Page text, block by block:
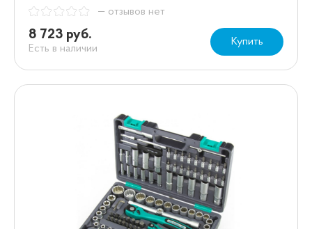
— отзывов нет
8 723 руб.
Есть в наличии
Купить